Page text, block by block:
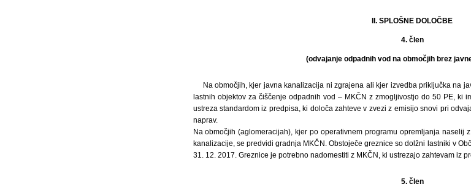
II. SPLOŠNE DOLOČBE
4. člen
(odvajanje odpadnih vod na območjih brez
Na območjih, kjer javna kanalizacija ni zgrajena ali kjer izvedba priključka na
lastnih objektov za čiščenje odpadnih vod – MKČN z zmogljivostjo do 50 PE, ki
ustreza standardom iz predpisa, ki določa zahteve v zvezi z emisijo snovi pri
naprav.
Na območjih (aglomeracijah), kjer po operativnem programu opremljanja naselij
kanalizacije, se predvidi gradnja MKČN. Obstoječe greznice so dolžni lastniki v
31. 12. 2017. Greznice je potrebno nadomestiti z MKČN, ki ustrezajo zahtevam iz
5. člen